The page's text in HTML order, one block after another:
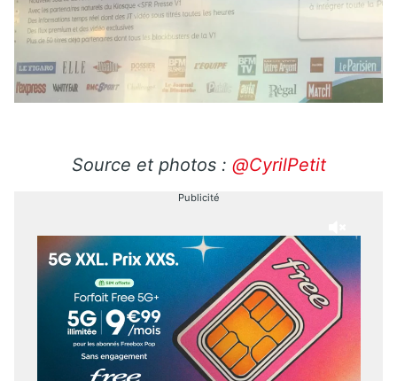
Source et photos : @CyrilPetit
Publicité